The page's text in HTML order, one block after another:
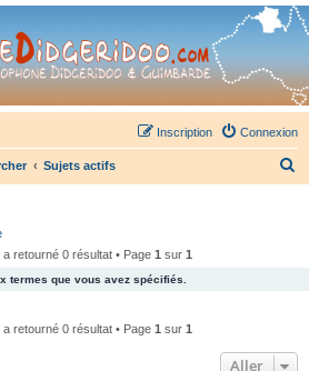
Didgeridoo - retrouvez la communauté.
Connexion
Inscription
Sujets actifs
h
retourné 0 résultat • Page 1 sur 1
termes que vous avez spécifiés.
retourné 0 résultat • Page 1 sur 1
Aller